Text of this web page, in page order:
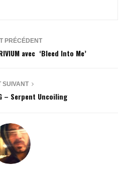
PRÉCÉDENT
avec ‘Bleed Into Me’
SUIVANT
– Serpent Uncoiling